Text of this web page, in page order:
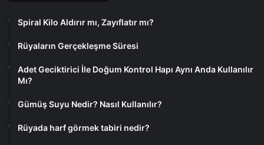
Spiral Kilo Aldırır mı, Zayıflatır mı?
Rüyaların Gerçekleşme Süresi
Adet Geciktirici İle Doğum Kontrol Hapı Aynı Anda Kullanılır
Mı?
Gümüş Suyu Nedir? Nasıl Kullanılır?
Rüyada harf görmek tabiri nedir?